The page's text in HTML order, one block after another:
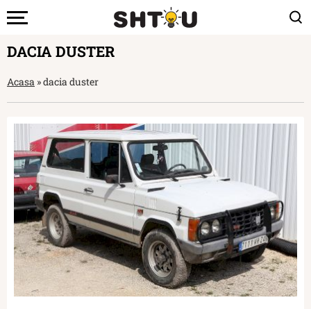
DACIA DUSTER
Acasa »dacia duster